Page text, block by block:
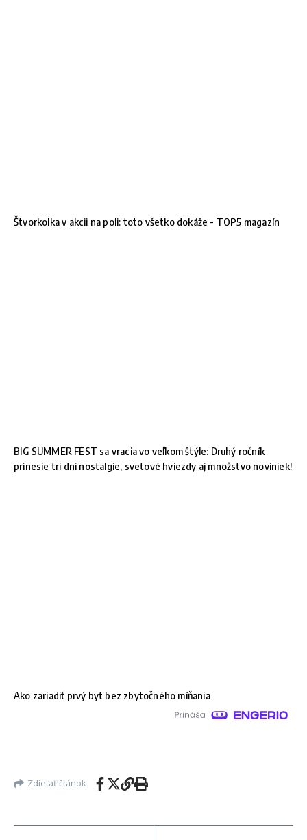
Štvorkolka v akcii na poli: toto všetko dokáže - TOP5 magazín
BIG SUMMER FEST sa vracia vo veľkom štýle: Druhý ročník
prinesie tri dni nostalgie, svetové hviezdy aj množstvo noviniek!
Ako zariadiť prvý byt bez zbytočného míňania
Zdieľať článok